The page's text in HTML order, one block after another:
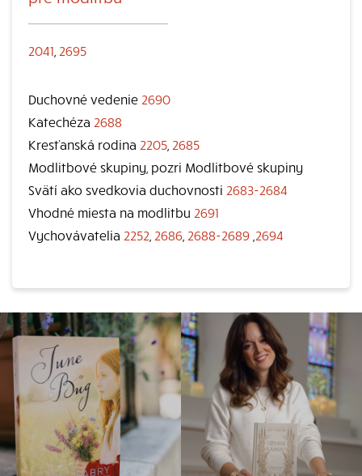
2041 2695
Duchovné vedenie 2690
Katechéza 2688
Kresťanská rodina 2205 2685
Modlitbové skupiny, pozri Modlitbové skupiny
Svätí ako svedkovia duchovnosti 2683-2684
Vhodné miesta na modlitbu 2691
Vychovávatelia 2252 2686 2688-2689 2694